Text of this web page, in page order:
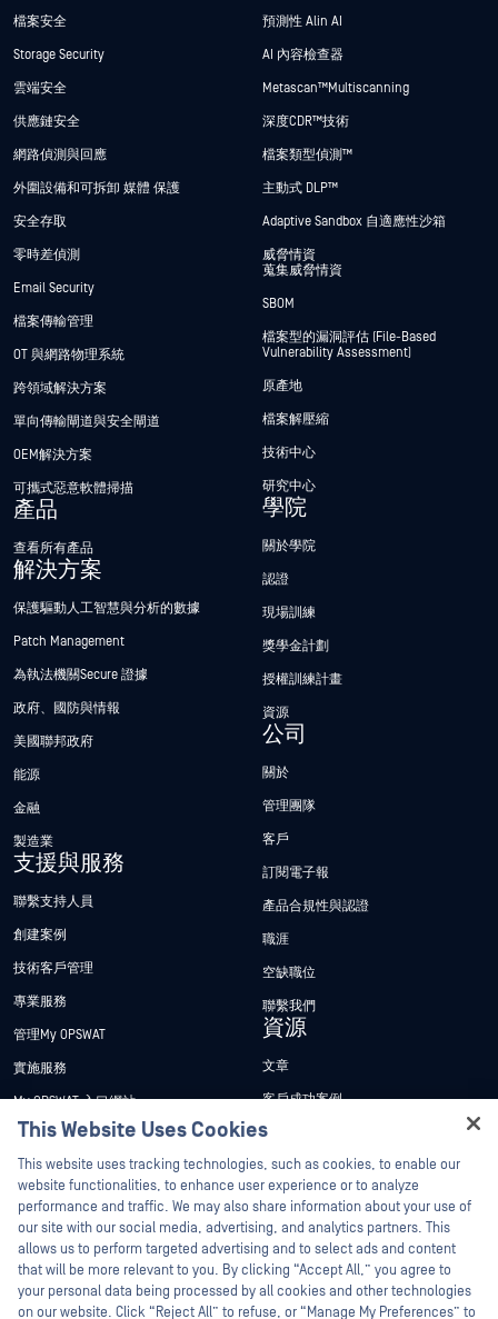
檔案安全
Storage Security
雲端安全
供應鏈安全
網路偵測與回應
外圍設備和可拆卸 媒體 保護
安全存取
零時差偵測
Email Security
檔案傳輸管理
OT 與網路物理系統
跨領域解決方案
單向傳輸閘道與安全閘道
OEM解決方案
可攜式惡意軟體掃描
產品
查看所有產品
解決方案
保護驅動人工智慧與分析的數據
Patch Management
為執法機關Secure 證據
政府、國防與情報
美國聯邦政府
能源
金融
製造業
支援與服務
聯繫支持人員
創建案例
技術客戶管理
專業服務
管理My OPSWAT
實施服務
My OPSWAT 入口網站
技術檔案
訓練
漏洞通報計畫
合作夥伴
認證
技術合作夥伴
預測性 Alin AI
AI 內容檢查器
Metascan™ Multiscanning
深度CDR™技術
檔案類型偵測™
主動式 DLP™
Adaptive Sandbox 自適應性沙箱
威脅情資
蒐集威脅情資
SBOM
檔案型的漏洞評估 (File-Based
Vulnerability Assessment)
原產地
檔案解壓縮
技術中心
研究中心
學院
關於學院
認證
現場訓練
獎學金計劃
授權訓練計畫
資源
公司
關於
管理團隊
客戶
訂閱電子報
產品合規性與認證
職涯
空缺職位
聯繫我們
資源
文章
客戶成功案例
新聞稿
新聞報導
網路研討會
產品型錄
白皮書
This Website Uses Cookies
This website uses tracking technologies, such as cookies, to enable our
website functionalities, to enhance user experience or to analyze
performance and traffic. We may also share information about your use of
our site with our social media, advertising, and analytics partners. This
allows us to perform targeted advertising and to select ads and content
that will be more relevant to you. By clicking “Accept All,” you agree to
your personal data being processed by all cookies and other technologies
on our website. Click “Reject All” to refuse, or “Manage My Preferences” to
Hey there!
I'm Ozzy, your OPSWAT virtual assistant.
How can I help you secure what's critical
today?